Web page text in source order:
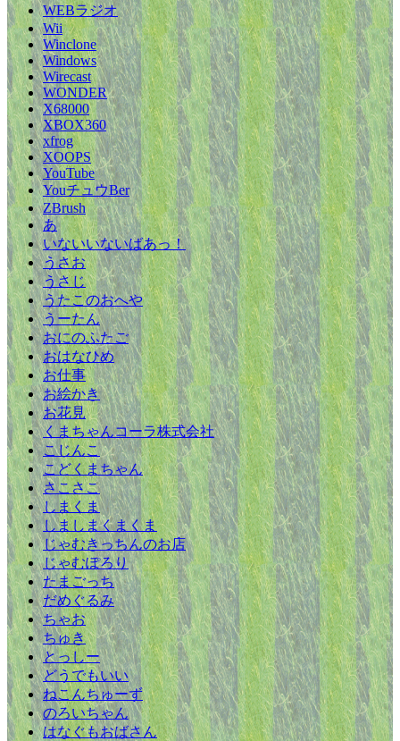
WEBラジオ
Wii
Winclone
Windows
Wirecast
WONDER
X68000
XBOX360
xfrog
XOOPS
YouTube
YouチュウBer
ZBrush
あ
いないいないばあっ！
うさお
うさじ
うたこのおへや
うーたん
おにのふたご
おはなひめ
お仕事
お絵かき
お花見
くまちゃんコーラ株式会社
こじんこ
こどくまちゃん
さこさこ
しまくま
しましまくまくま
じゃむきっちんのお店
じゃむぽろり
たまごっち
だめぐるみ
ちゃお
ちゅき
とっしー
どうでもいい
ねこんちゅーず
のろいちゃん
はなぐもおばさん